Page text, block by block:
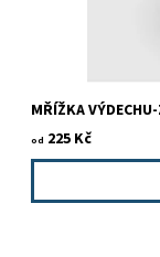
MŘÍŽKA
od 225 Kč